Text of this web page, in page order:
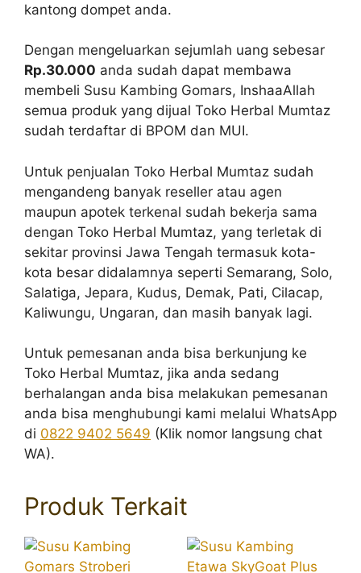
kantong dompet anda.
Dengan mengeluarkan sejumlah uang sebesar
Rp.30.000 anda sudah dapat membawa
membeli Susu Kambing Gomars, InshaaAllah
semua produk yang dijual Toko Herbal Mumtaz
sudah terdaftar di BPOM dan MUI.
Untuk penjualan Toko Herbal Mumtaz sudah
mengandeng banyak reseller atau agen
maupun apotek terkenal sudah bekerja sama
dengan Toko Herbal Mumtaz, yang terletak di
sekitar provinsi Jawa Tengah termasuk kota-
kota besar didalamnya seperti Semarang, Solo,
Salatiga, Jepara, Kudus, Demak, Pati, Cilacap,
Kaliwungu, Ungaran, dan masih banyak lagi.
Untuk pemesanan anda bisa berkunjung ke
Toko Herbal Mumtaz, jika anda sedang
berhalangan anda bisa melakukan pemesanan
anda bisa menghubungi kami melalui WhatsApp
di 0822 9402 5649 (Klik nomor langsung chat
WA).
Produk Terkait